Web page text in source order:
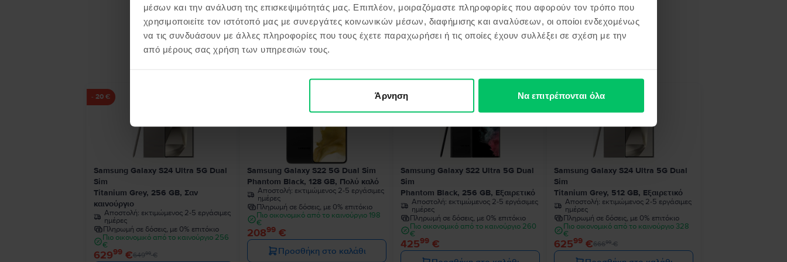
μέσων και την ανάλυση της επισκεψιμότητάς μας. Επιπλέον, μοιραζόμαστε πληροφορίες που αφορούν τον τρόπο που
χρησιμοποιείτε τον ιστότοπό μας με συνεργάτες κοινωνικών μέσων, διαφήμισης και αναλύσεων, οι οποίοι ενδεχομένως
να τις συνδυάσουν με άλλες πληροφορίες που τους έχετε παραχωρήσει ή τις οποίες έχουν συλλέξει σε σχέση με την
από μέρους σας χρήση των υπηρεσιών τους.
Άρνηση Να επιτρέπονται όλα
Προϊόντα παρόμοια με την αναζήτησή σου
- 20 €
Samsung Galaxy S24 Ultra 5G Dual
Sim
Titanium Grey, 256 GB, Σαν
καινούργιο
Αποστολή: εκτιμώμενος 2-5 εργάσιμες
ημέρες
Πληρωμή σε δόσεις, με 0% επιτόκιο
Πιο οικονομικό από το καινούργιο 256
€
62999€64999€
Περιορισμένο απόθεμα
Samsung Galaxy S22 5G Dual Sim
Phantom Black, 128 GB, Πολύ καλό
Αποστολή: εκτιμώμενος 2-5 εργάσιμες
ημέρες
Πληρωμή σε δόσεις, με 0% επιτόκιο
Πιο οικονομικό από το καινούργιο 198
€
20899€
Προσθήκη στο καλάθι
Samsung Galaxy S22 Ultra 5G Dual
Sim
Phantom Black, 256 GB, Εξαιρετικό
Αποστολή: εκτιμώμενος 2-5 εργάσιμες
ημέρες
Πληρωμή σε δόσεις, με 0% επιτόκιο
Πιο οικονομικό από το καινούργιο 260
€
42599 €
- 41 €
Samsung Galaxy S24 Ultra 5G Dual
Sim
Titanium Grey, 512 GB, Εξαιρετικό
Αποστολή: εκτιμώμενος 2-5 εργάσιμες
ημέρες
Πληρωμή σε δόσεις, με 0% επιτόκιο
Πιο οικονομικό από το καινούργιο 328
€
62599 €66699€